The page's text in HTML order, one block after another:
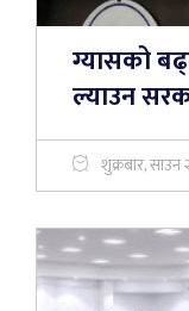
ग्यासको
ल्याउन
शुक्रबार,